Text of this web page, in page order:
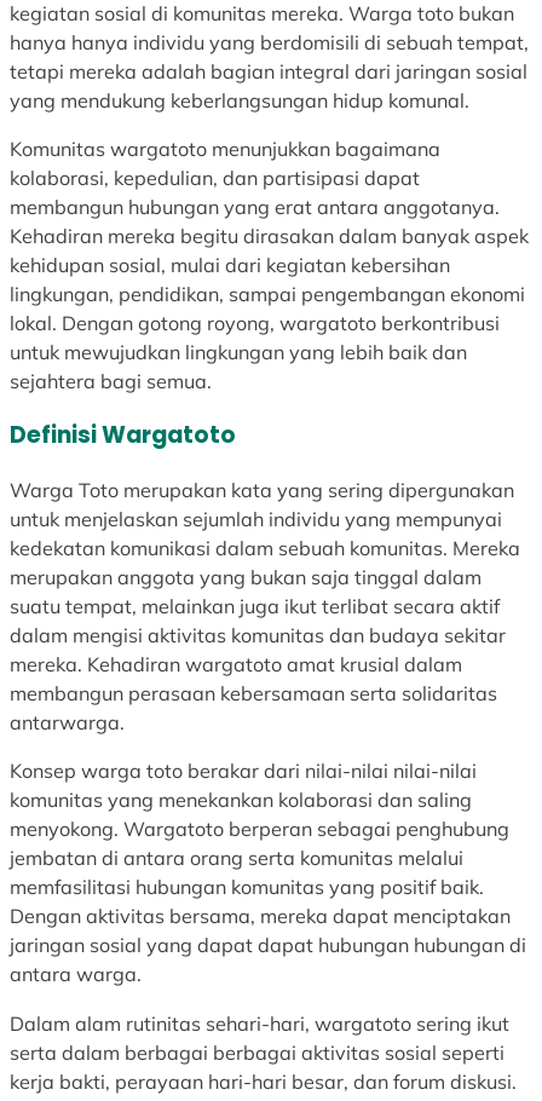
n
r
m
a
s
i
:
K
e
e
r
i
a
n
S
o
s
l
d
a
n
S
e
k
o
r
B
u
T
a
n
s
f
o
r
m
a
e
m
e
n
t
e
r
i
S
o
s
i
a
l
d
n
S
e
u
n
t
u
k
P
e
r
a
n
:
K
e
m
e
n
r
i
a
n
S
o
s
a
l
d
kegiatan sosial di komunitas mereka. Warga toto bukan
hanya hanya individu yang berdomisili di sebuah tempat,
tetapi mereka adalah bagian integral dari jaringan sosial
yang mendukung keberlangsungan hidup komunal.
Komunitas wargatoto menunjukkan bagaimana
kolaborasi, kepedulian, dan partisipasi dapat
membangun hubungan yang erat antara anggotanya.
Kehadiran mereka begitu dirasakan dalam banyak aspek
kehidupan sosial, mulai dari kegiatan kebersihan
lingkungan, pendidikan, sampai pengembangan ekonomi
lokal. Dengan gotong royong, wargatoto berkontribusi
untuk mewujudkan lingkungan yang lebih baik dan
sejahtera bagi semua.
Definisi Wargatoto
Warga Toto merupakan kata yang sering dipergunakan
untuk menjelaskan sejumlah individu yang mempunyai
kedekatan komunikasi dalam sebuah komunitas. Mereka
merupakan anggota yang bukan saja tinggal dalam
suatu tempat, melainkan juga ikut terlibat secara aktif
dalam mengisi aktivitas komunitas dan budaya sekitar
mereka. Kehadiran wargatoto amat krusial dalam
membangun perasaan kebersamaan serta solidaritas
antarwarga.
Konsep warga toto berakar dari nilai-nilai nilai-nilai
komunitas yang menekankan kolaborasi dan saling
menyokong. Wargatoto berperan sebagai penghubung
jembatan di antara orang serta komunitas melalui
memfasilitasi hubungan komunitas yang positif baik.
Dengan aktivitas bersama, mereka dapat menciptakan
jaringan sosial yang dapat dapat hubungan hubungan di
antara warga.
Dalam alam rutinitas sehari-hari, wargatoto sering ikut
serta dalam berbagai berbagai aktivitas sosial seperti
kerja bakti, perayaan hari-hari besar, dan forum diskusi.